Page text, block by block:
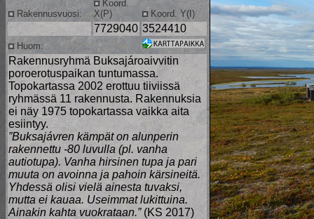
Rakennusvuosi:
Koord.
X(P)
Koord. Y(I)
7729040 3524410
Huom:
Rakennusryhmä Buksajároaivvitin
poroerotuspaikan tuntumassa.
Topokartassa 2002 erottuu tiiviissä
ryhmässä 11 rakennusta. Rakennuksia
ei näy 1975 topokartassa vaikka aita
esiintyy.
”Buksajávren kämpät on alunperin
rakennettu -80 luvulla (pl. vanha
autiotupa). Vanha hirsinen tupa ja pari
muuta on avoinna ja pahoin kärsineitä.
Yhdessä olisi vielä ainesta tuvaksi,
mutta ei kauaa. Useimmat lukittuina.
Ainakin kahta vuokrataan.”(KS 2017)